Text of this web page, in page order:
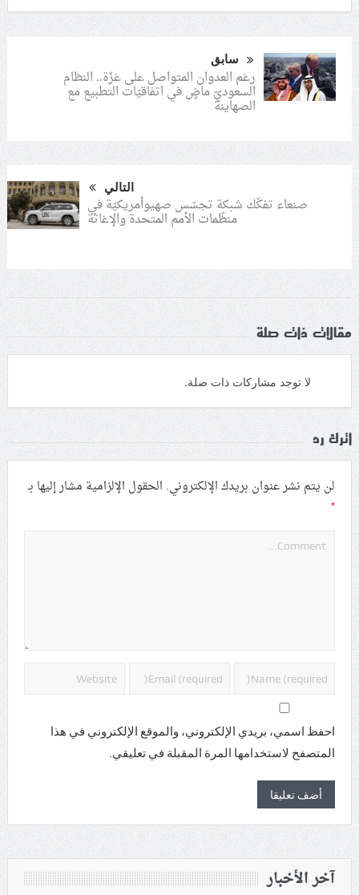
سابق
رغم العدوان المتواصل على غزّة.. النظام
السعوديّ ماضٍ في اتفاقيّات التطبيع مع
الصهاينة
التالي
صنعاء تفكّك شبكة تجسّس صهيوأمريكيّة في
منظّمات الأمم المتحدة والإغاثة
مقالات ذات صلة
لا توجد مشاركات ذات صلة.
اترك رد
لن يتم نشر عنوان بريدك الإلكتروني. الحقول الإلزامية مشار إليها بـ
*
احفظ اسمي، بريدي الإلكتروني، والموقع الإلكتروني في هذا
المتصفح لاستخدامها المرة المقبلة في تعليقي.
آخر الأخبار